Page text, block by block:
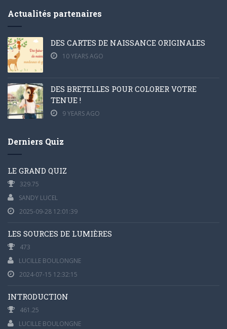
Actualités partenaires
DES CARTES DE NAISSANCE ORIGINALES
10 YEARS AGO
DES BRETELLES POUR COLORER VOTRE
TENUE !
9 YEARS AGO
Derniers Quiz
LE GRAND QUIZ
329.75
SANDY LUCEL
2025-09-28 12:01:39
LES SOURCES DE LUMIÈRES
473
LUCILLE BOULONGNE
2024-07-15 12:32:15
INTRODUCTION
461.25
LUCILLE BOULONGNE